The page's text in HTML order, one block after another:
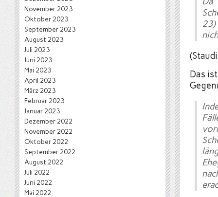
Das
November 2023
Oktober 2023
September 2023
August 2023
Juli 2023
Juni 2023
Mai 2023
April 2023
März 2023
Februar 2023
Januar 2023
Dezember 2022
November 2022
Oktober 2022
September 2022
August 2022
Juli 2022
Juni 2022
Mai 2022